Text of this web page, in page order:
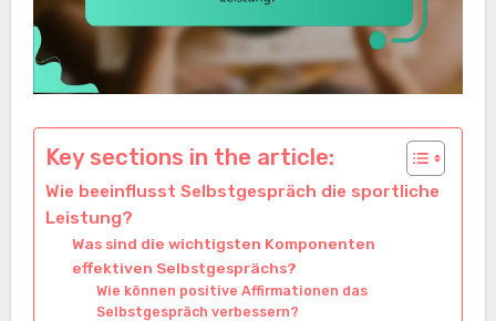
Key sections in the article:
Wie beeinflusst Selbstgespräch die sportliche
Leistung?
Was sind die wichtigsten Komponenten
effektiven Selbstgesprächs?
Wie können positive Affirmationen das
Selbstgespräch verbessern?